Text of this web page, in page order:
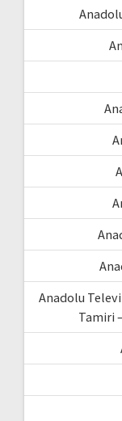
Anadolu
Tamiri